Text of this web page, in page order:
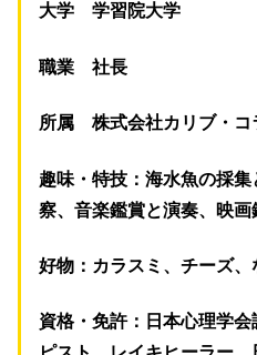
大学 学習院大学
職業 社長
所属 株式会社カリブ・コ
趣味・特技：海水魚の採
察、音楽鑑賞と演奏、映画
好物：カラスミ、チーズ、
資格・免許：日本心理学